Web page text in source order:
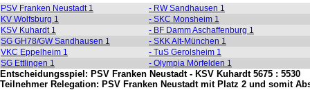
PSV Franken Neustadt 1
- RW Sandhausen 1
KV Wolfsburg 1
- SKC Monsheim 1
KSV Kuhardt 1
- BF Damm Aschaffenburg 1
SG GH78/GW Sandhausen 1
- SKK Alt-München 1
VKC Eppelheim 1
- TuS Gerolsheim 1
SG Ettlingen 1
- Olympia Mörfelden 1
Entscheidungsspiel: PSV Franken Neustadt - KSV Kuhardt 5675 : 5530
Teilnehmer Relegation: PSV Franken Neustadt mit Platz 2 und somit